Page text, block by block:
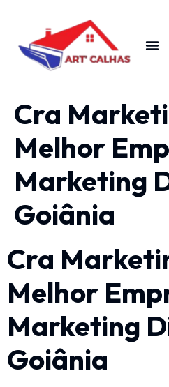
Cra
Melhor
Marketing
Goiânia
Cra
Melhor
Marketing
Goiânia